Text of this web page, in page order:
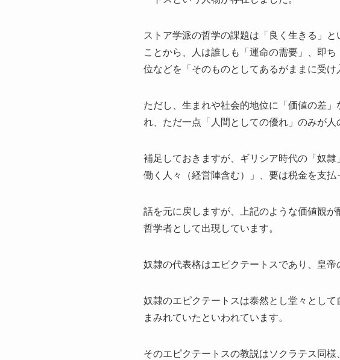
ストア学派の哲学の課題は「良く生きる」
ことから、人は誰しも「運命の需要」、即
位などを「そのものとしてあるがままに受け
ただし、生まれや社会的地位に「価値の差
れ、ただ一点「人間としての優れ」のみが人
補足しておきますが、ギリシア時代の「奴
働く人々（経営陣含む）」、要は税金を支
話を元に戻しますが、上記のような価値観
哲学者として出現しています。
奴隷の代表格はエピクテートスであり、皇帝
奴隷のエピクテートスは泰然とし堂々とし
まみれていたといわれています。
そのエピクテートスの教説はソクラテス同